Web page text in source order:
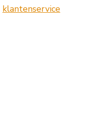
klantenservice